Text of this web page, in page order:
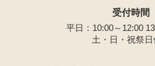
受付時間
平日：10:00～12:00
土・日・祝祭日